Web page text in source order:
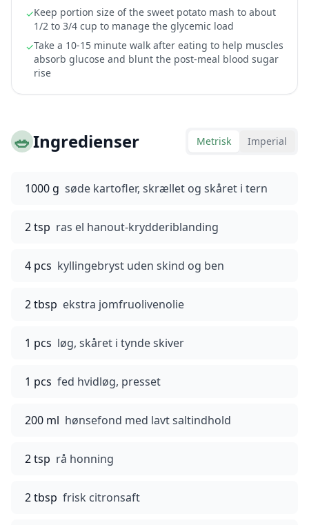
✓Keep portion size of the sweet potato mash to about
1/2 to 3/4 cup to manage the glycemic load
✓Take a 10-15 minute walk after eating to help muscles
absorb glucose and blunt the post-meal blood sugar
rise
🥗Ingredienser Metrisk Imperial
1000 g søde kartofler, skrællet og skåret i tern
2 tsp ras el hanout-krydderiblanding
4 pcs kyllingebryst uden skind og ben
2 tbsp ekstra jomfruolivenolie
1 pcs løg, skåret i tynde skiver
1 pcs fed hvidløg, presset
200 ml hønsefond med lavt saltindhold
2 tsp rå honning
2 tbsp frisk citronsaft